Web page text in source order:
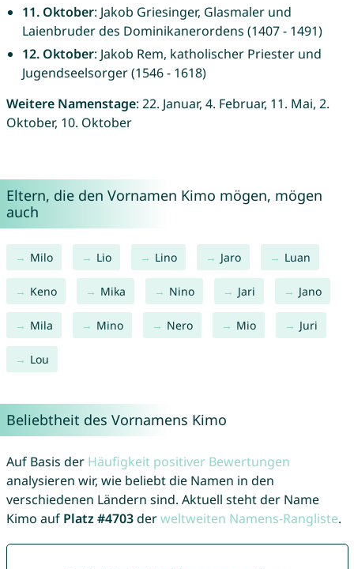
11. Oktober: Jakob Griesinger, Glasmaler und
Laienbruder des Dominikanerordens (1407 - 1491)
12. Oktober: Jakob Rem, katholischer Priester und
Jugendseelsorger (1546 - 1618)
Weitere Namenstage: 22. Januar, 4. Februar, 11. Mai, 2.
Oktober, 10. Oktober
Eltern, die den Vornamen Kimo mögen, mögen
auch
Milo Lio Lino Jaro Luan
Keno Mika Nino Jari Jano
Mila Mino Nero Mio Juri
Lou
Beliebtheit des Vornamens Kimo
Auf Basis der Häufigkeit positiver Bewertungen
analysieren wir, wie beliebt die Namen in den
verschiedenen Ländern sind. Aktuell steht der Name
Kimo auf Platz #4703derweltweiten Namens-Rangliste.